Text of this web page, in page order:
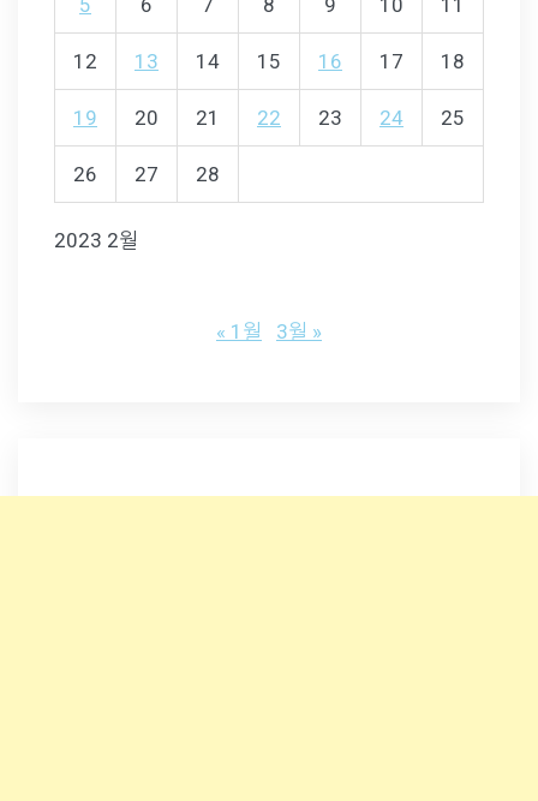
2023 2월
5 6 7 8 9 10 11
12 13 14 15 16 17 18
19 20 21 22 23 24 25
26 27 28
« 1월 3월 »